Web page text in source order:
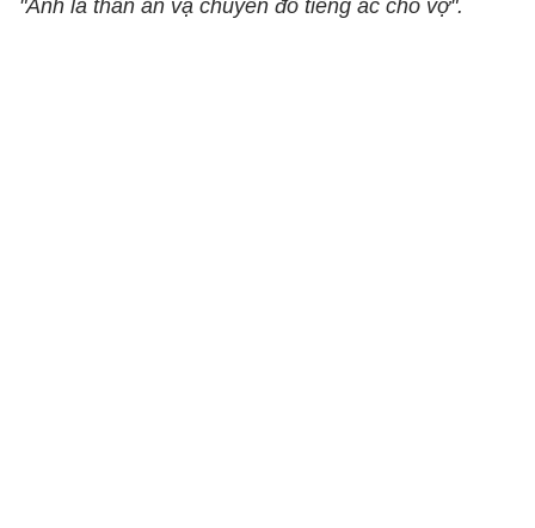
"Anh là thần ăn vạ chuyên đổ tiếng ác cho vợ".